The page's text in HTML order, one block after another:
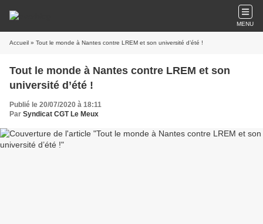
MENU
Accueil » Tout le monde à Nantes contre LREM et son université d’été !
Tout le monde à Nantes contre LREM et son
université d’été !
Publié le 20/07/2020 à 18:11
Par Syndicat CGT Le Meux